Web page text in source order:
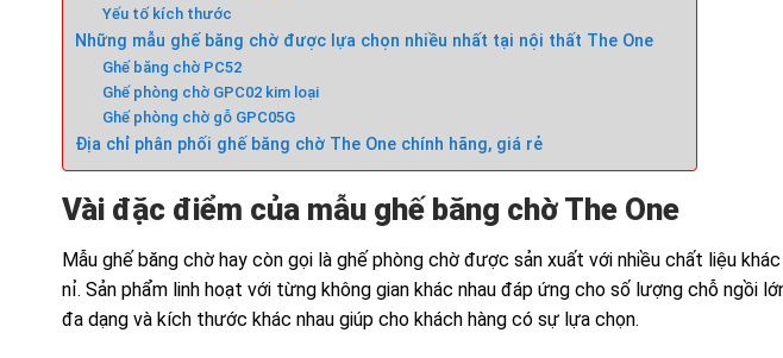
Yếu tố kích thước
Những mẫu ghế băng chờ được lựa chọn nhiều nhất tại nội thất The One
Ghế băng chờ PC52
Ghế phòng chờ GPC02 kim loại
Ghế phòng chờ gỗ GPC05G
Địa chỉ phân phối ghế băng chờ The One chính hãng, giá rẻ
Vài đặc điểm của mẫu ghế băng chờ The One
Mẫu ghế băng chờ hay còn gọi là ghế phòng chờ được sản xuất với nhiều chất liệu
nỉ. Sản phẩm linh hoạt với từng không gian khác nhau đáp ứng cho số lượng chỗ ngồi
đa dạng và kích thước khác nhau giúp cho khách hàng có sự lựa chọn.